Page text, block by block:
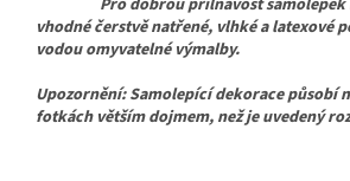
vhodné čerstvě natřené, vlhké a latexové
vodou omyvatelné výmalby.
Upozornění: Samolepící dekorace působí
fotkách větším dojmem, než je uvedený